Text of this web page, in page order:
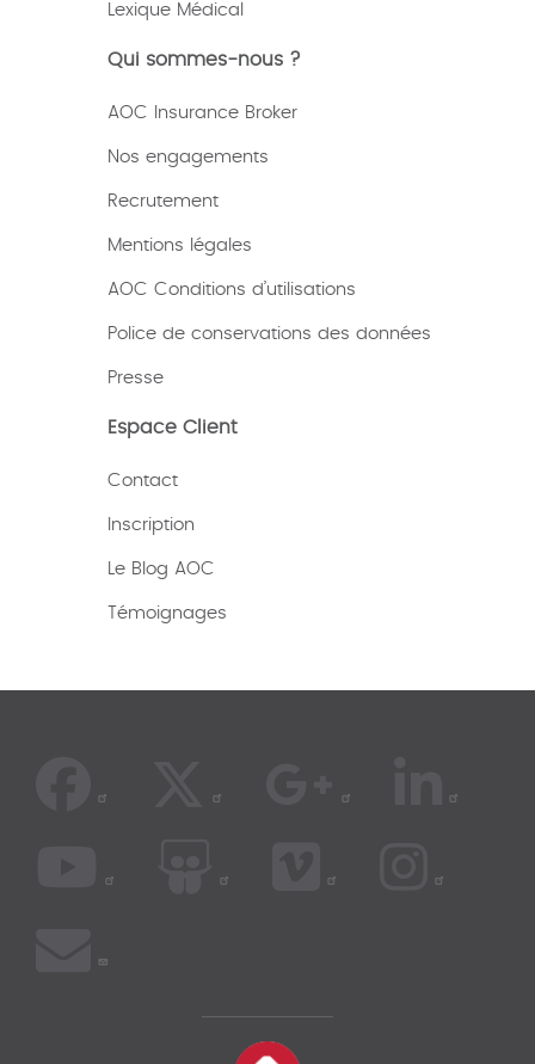
Lexique Médical
Qui sommes-nous ?
AOC Insurance Broker
Nos engagements
Recrutement
Mentions légales
AOC Conditions d’utilisations
Police de conservations des données
Presse
Espace Client
Contact
Inscription
Le Blog AOC
Témoignages